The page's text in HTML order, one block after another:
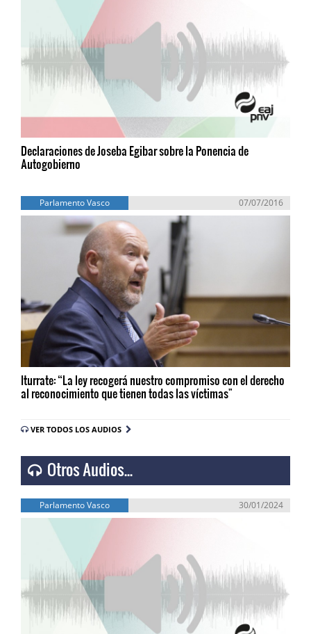
Declaraciones de Joseba Egibar sobre la Ponencia de
Autogobierno
Parlamento Vasco 07/07/2016
Iturrate: “La ley recogerá nuestro compromiso con el derecho
al reconocimiento que tienen todas las víctimas"
VER TODOS LOS AUDIOS
Otros Audios...
Parlamento Vasco 30/01/2024